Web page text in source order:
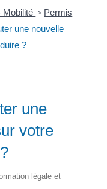
Mobilité > Permis
une nouvelle
?
une
votre
légale et